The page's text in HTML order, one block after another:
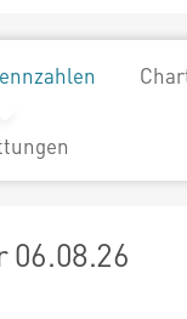
06.08.26